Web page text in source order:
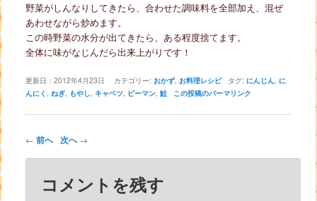
野菜がしんなりしてきたら、合わせた調味料を全部加え、混ぜ
あわせながら炒めます。
この時野菜の水分が出てきたら、ある程度捨てます。
全体に味がなじんだら出来上がりです！
更新日： 2012年4月23日 カテゴリー:おかず,お料理レシピタグ: にんじん, に
んにく , ねぎ, もやし, キャベツ, ピーマン, 鮭 この投稿のパーマリンク
投稿ナビゲーション
← 前へ 次へ→
コメントを残す